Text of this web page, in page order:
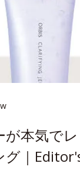
本気で
グ｜